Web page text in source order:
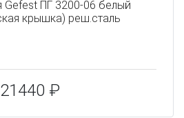
Gefest ПГ 3200-06 белый
крышка) реш.сталь
21440 ₽